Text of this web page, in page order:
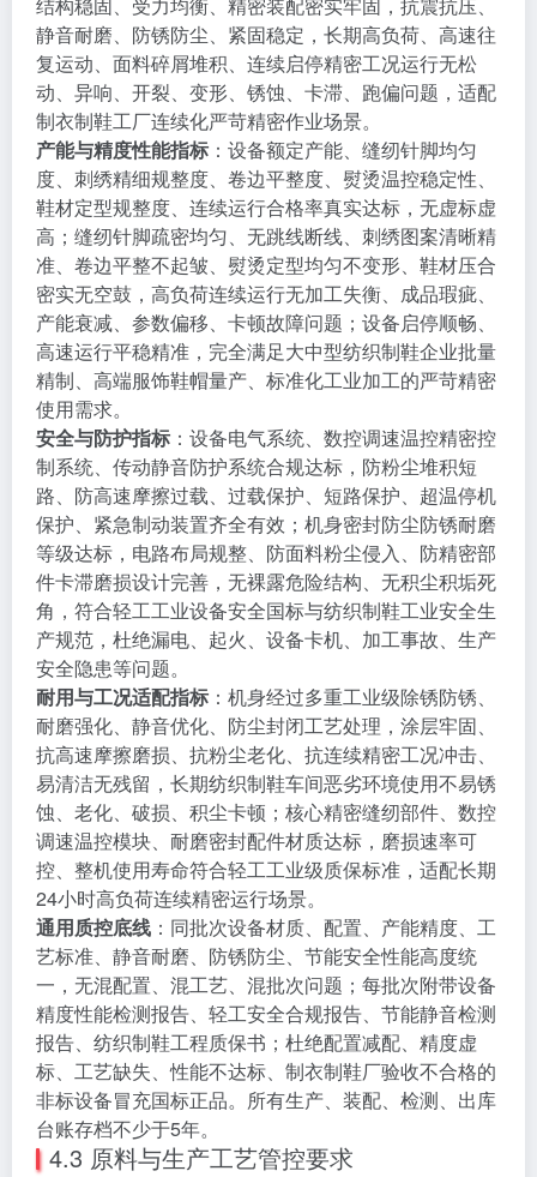
结构稳固、受力均衡、精密装配密实牢固，抗震抗压、
静音耐磨、防锈防尘、紧固稳定，长期高负荷、高速往
复运动、面料碎屑堆积、连续启停精密工况运行无松
动、异响、开裂、变形、锈蚀、卡滞、跑偏问题，适配
制衣制鞋工厂连续化严苛精密作业场景。
产能与精度性能指标 ：设备额定产能、缝纫针脚均匀
度、刺绣精细规整度、卷边平整度、熨烫温控稳定性、
鞋材定型规整度、连续运行合格率真实达标，无虚标虚
高；缝纫针脚疏密均匀、无跳线断线、刺绣图案清晰精
准、卷边平整不起皱、熨烫定型均匀不变形、鞋材压合
密实无空鼓，高负荷连续运行无加工失衡、成品瑕疵、
产能衰减、参数偏移、卡顿故障问题；设备启停顺畅、
高速运行平稳精准，完全满足大中型纺织制鞋企业批量
精制、高端服饰鞋帽量产、标准化工业加工的严苛精密
使用需求。
安全与防护指标 ：设备电气系统、数控调速温控精密控
制系统、传动静音防护系统合规达标，防粉尘堆积短
路、防高速摩擦过载、过载保护、短路保护、超温停机
保护、紧急制动装置齐全有效；机身密封防尘防锈耐磨
等级达标，电路布局规整、防面料粉尘侵入、防精密部
件卡滞磨损设计完善，无裸露危险结构、无积尘积垢死
角，符合轻工工业设备安全国标与纺织制鞋工业安全生
产规范，杜绝漏电、起火、设备卡机、加工事故、生产
安全隐患等问题。
耐用与工况适配指标 ：机身经过多重工业级除锈防锈、
耐磨强化、静音优化、防尘封闭工艺处理，涂层牢固、
抗高速摩擦磨损、抗粉尘老化、抗连续精密工况冲击、
易清洁无残留，长期纺织制鞋车间恶劣环境使用不易锈
蚀、老化、破损、积尘卡顿；核心精密缝纫部件、数控
调速温控模块、耐磨密封配件材质达标，磨损速率可
控、整机使用寿命符合轻工工业级质保标准，适配长期
24小时高负荷连续精密运行场景。
通用质控底线 ：同批次设备材质、配置、产能精度、工
艺标准、静音耐磨、防锈防尘、节能安全性能高度统
一，无混配置、混工艺、混批次问题；每批次附带设备
精度性能检测报告、轻工安全合规报告、节能静音检测
报告、纺织制鞋工程质保书；杜绝配置减配、精度虚
标、工艺缺失、性能不达标、制衣制鞋厂验收不合格的
非标设备冒充国标正品。所有生产、装配、检测、出库
台账存档不少于5年。
4.3 原料与生产工艺管控要求